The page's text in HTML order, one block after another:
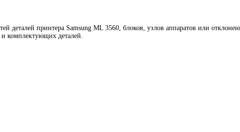
деталей принтера Samsung ML 3560, блоков, узлов аппаратов или
комплектующих деталей.